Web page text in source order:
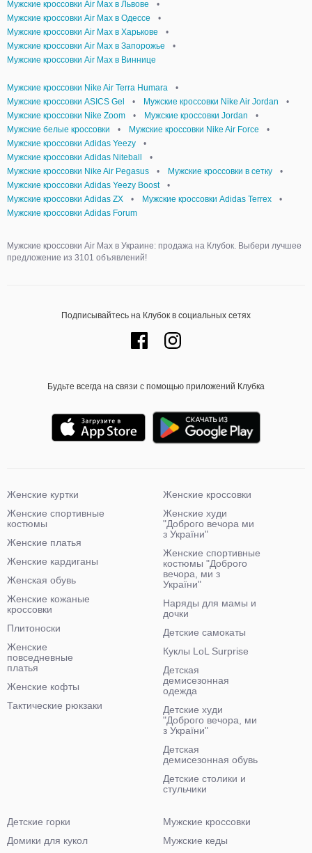
Мужские кроссовки Air Max в Львове
•
Мужские кроссовки Air Max в Одессе
•
Мужские кроссовки Air Max в Харькове
•
Мужские кроссовки Air Max в Запорожье
•
Мужские кроссовки Air Max в Виннице
Мужские кроссовки Nike Air Terra Humara
•
Мужские кроссовки ASICS Gel
• Мужские кроссовки Nike Air Jordan
•
Мужские кроссовки Nike Zoom
• Мужские кроссовки Jordan
•
Мужские белые кроссовки
• Мужские кроссовки Nike Air Force
•
Мужские кроссовки Adidas Yeezy
•
Мужские кроссовки Adidas Niteball
•
Мужские кроссовки Nike Air Pegasus
• Мужские кроссовки в сетку
•
Мужские кроссовки Adidas Yeezy Boost
•
Мужские кроссовки Adidas ZX
• Мужские кроссовки Adidas Terrex
•
Мужские кроссовки Adidas Forum
Мужские кроссовки Air Max в Украине: продажа на Клубок. Выбери лучшее
предложение из 3101 объявлений!
Подписывайтесь на Клубок в социальных сетях
Будьте всегда на связи с помощью приложений Клубка
Женские куртки
Женские спортивные
костюмы
Женские платья
Женские кардиганы
Женская обувь
Женские кожаные
кроссовки
Плитоноски
Женские
повседневные
платья
Женские кофты
Тактические рюкзаки
Женские кроссовки
Женские худи
"Доброго вечора ми
з України"
Женские спортивные
костюмы "Доброго
вечора, ми з
України"
Наряды для мамы и
дочки
Детские самокаты
Куклы LoL Surprise
Детская
демисезонная
одежда
Детские худи
"Доброго вечора, ми
з України"
Детская
демисезонная обувь
Детские столики и
стульчики
Детские горки
Домики для кукол
Мужские кроссовки
Мужские кеды